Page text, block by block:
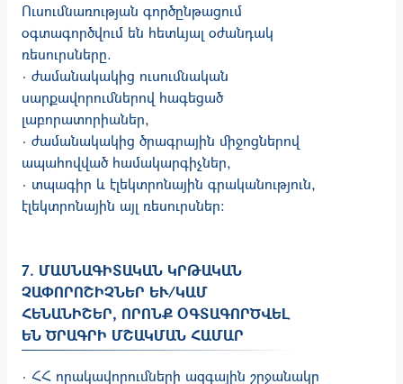
Ուսումնառության գործընթացում
օգտագործվում են հետևյալ օժանդակ
ռեսուրսները.
· ժամանակակից ուսումնական
սարքավորումներով հագեցած
լաբորատորիաներ,
· ժամանակակից ծրագրային միջոցներով
ապահովված համակարգիչներ,
· տպագիր և էլեկտրոնային գրականություն,
էլեկտրոնային այլ ռեսուրսներ:
7. ՄԱՍՆԱԳԻՏԱԿԱՆ ԿՐԹԱԿԱՆ
ՉԱՓՈՐՈՇԻՉՆԵՐ ԵՒ/ԿԱՄ Հ
ԵՆԱՆԻՇԵՐ, ՈՐՈՆՔ ՕԳՏԱԳՈՐԾՎԵԼ Ե
Ն ԾՐԱԳՐԻ ՄՇԱԿՄԱՆ ՀԱՄԱՐ
· ՀՀ որակավորումների ազգային շրջանակը